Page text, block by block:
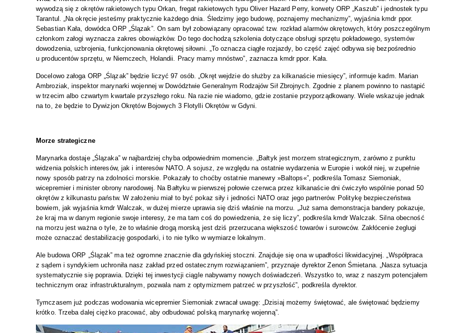
wywodzą się z okrętów rakietowych typu Orkan, fregat rakietowych typu Oliver Hazard Perry, korwety ORP „Kaszub” i jednostek typu
Tarantul. „Na okręcie jesteśmy praktycznie każdego dnia. Śledzimy jego budowę, poznajemy mechanizmy”, wyjaśnia kmdr ppor.
Sebastian Kała, dowódca ORP „Ślązak”. On sam był zobowiązany opracować tzw. rozkład alarmów okrętowych, który poszczególnym
członkom załogi wyznacza zakres obowiązków. Do tego dochodzą szkolenia dotyczące obsługi sprzętu pokładowego, systemów
dowodzenia, uzbrojenia, funkcjonowania okrętowej siłowni. „To oznacza ciągłe rozjazdy, bo część zajęć odbywa się bezpośrednio
u producentów sprzętu, w Niemczech, Holandii. Pracy mamy mnóstwo”, zaznacza kmdr ppor. Kała.
Docelowo załoga ORP „Ślązak” będzie liczyć 97 osób. „Okręt wejdzie do służby za kilkanaście miesięcy”, informuje kadm. Marian
Ambroziak, inspektor marynarki wojennej w Dowództwie Generalnym Rodzajów Sił Zbrojnych. Zgodnie z planem powinno to nastąpić
w trzecim albo czwartym kwartale przyszłego roku. Na razie nie wiadomo, gdzie zostanie przyporządkowany. Wiele wskazuje jednak
na to, że będzie to Dywizjon Okrętów Bojowych 3 Flotylli Okrętów w Gdyni.
Morze strategiczne
Marynarka dostaje „Ślązaka” w najbardziej chyba odpowiednim momencie. „Bałtyk jest morzem strategicznym, zarówno z punktu
widzenia polskich interesów, jak i interesów NATO. A sojusz, ze względu na ostatnie wydarzenia w Europie i wokół niej, w zupełnie
nowy sposób patrzy na zdolności morskie. Pokazały to choćby ostatnie manewry »Baltops«”, podkreśla Tomasz Siemoniak,
wicepremier i minister obrony narodowej. Na Bałtyku w pierwszej połowie czerwca przez kilkanaście dni ćwiczyło wspólnie ponad 50
okrętów z kilkunastu państw. W założeniu miał to być pokaz siły i jedności NATO oraz jego partnerów. Politykę bezpieczeństwa
bowiem, jak wyjaśnia kmdr Walczak, w dużej mierze uprawia się dziś właśnie na morzu. „Już sama demonstracja bandery pokazuje,
że kraj ma w danym regionie swoje interesy, że ma tam coś do powiedzenia, że się liczy”, podkreśla kmdr Walczak. Silna obecność
na morzu jest ważna o tyle, że to właśnie drogą morską jest dziś przerzucana większość towarów i surowców. Zakłócenie żeglugi
może oznaczać destabilizację gospodarki, i to nie tylko w wymiarze lokalnym.
Ale budowa ORP „Ślązak” ma też ogromne znacznie dla gdyńskiej stoczni. Znajduje się ona w upadłości likwidacyjnej. „Współpraca
z sądem i syndykiem uchroniła nasz zakład przed ostatecznym rozwiązaniem”, przyznaje dyrektor Zenon Śmietana. „Nasza sytuacja
systematycznie się poprawia. Dzięki tej inwestycji ciągle nabywamy nowych doświadczeń. Wszystko to, wraz z naszym potencjałem
technicznym oraz infrastrukturalnym, pozwala nam z optymizmem patrzeć w przyszłość”, podkreśla dyrektor.
Tymczasem już podczas wodowania wicepremier Siemoniak zwracał uwagę: „Dzisiaj możemy świętować, ale świętować będziemy
krótko. Trzeba dalej ciężko pracować, aby odbudować polską marynarkę wojenną”.